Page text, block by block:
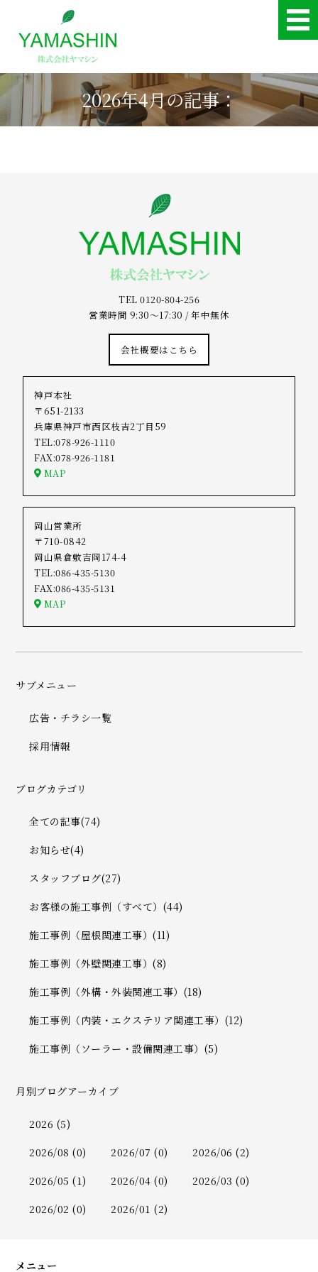
ホーム
お客様の施工事例（すべて）
会社概要
2026年4月の記事：
TEL 0120-804-256
営業時間 9:30～17:30 / 年中無休
会社概要はこちら
神戸本社
〒651-2133
兵庫県神戸市西区枝吉2丁目59
TEL:078-926-1110
FAX:078-926-1181
MAP
岡山営業所
〒710-0842
岡山県倉敷吉岡174-4
TEL:086-435-5130
FAX:086-435-5131
MAP
サブメニュー
広告・チラシ一覧
採用情報
ブログカテゴリ
全ての記事(74)
お知らせ(4)
スタッフブログ(27)
お客様の施工事例（すべて）(44)
施工事例（屋根関連工事）(11)
施工事例（外壁関連工事）(8)
施工事例（外構・外装関連工事）(18)
施工事例（内装・エクステリア関連工事）(12)
施工事例（ソーラー・設備関連工事）(5)
月別ブログアーカイブ
2026 (5)
2026/08 (0)
2026/07 (0)
2026/06 (2)
2026/05 (1)
2026/04 (0)
2026/03 (0)
2026/02 (0)
2026/01 (2)